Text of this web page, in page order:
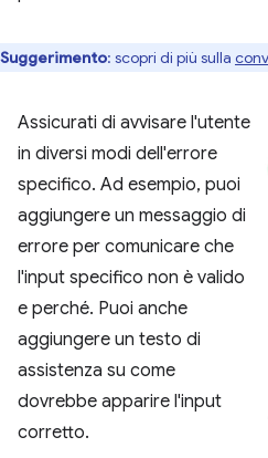
Suggerimento: scopri di più sulla
Assicurati di avvisare l'utente
in diversi modi dell'errore
specifico. Ad esempio, puoi
aggiungere un messaggio di
errore per comunicare che
l'input specifico non è valido
e perché. Puoi anche
aggiungere un testo di
assistenza su come
dovrebbe apparire l'input
corretto.